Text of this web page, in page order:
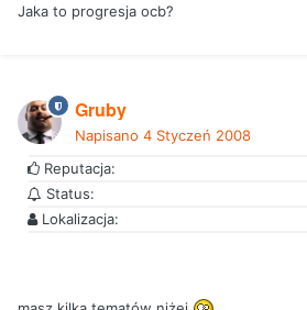
Jaka to progresja ocb?
Gruby
Napisano 4 Styczeń 2008
Reputacja:
Status:
Lokalizacja: